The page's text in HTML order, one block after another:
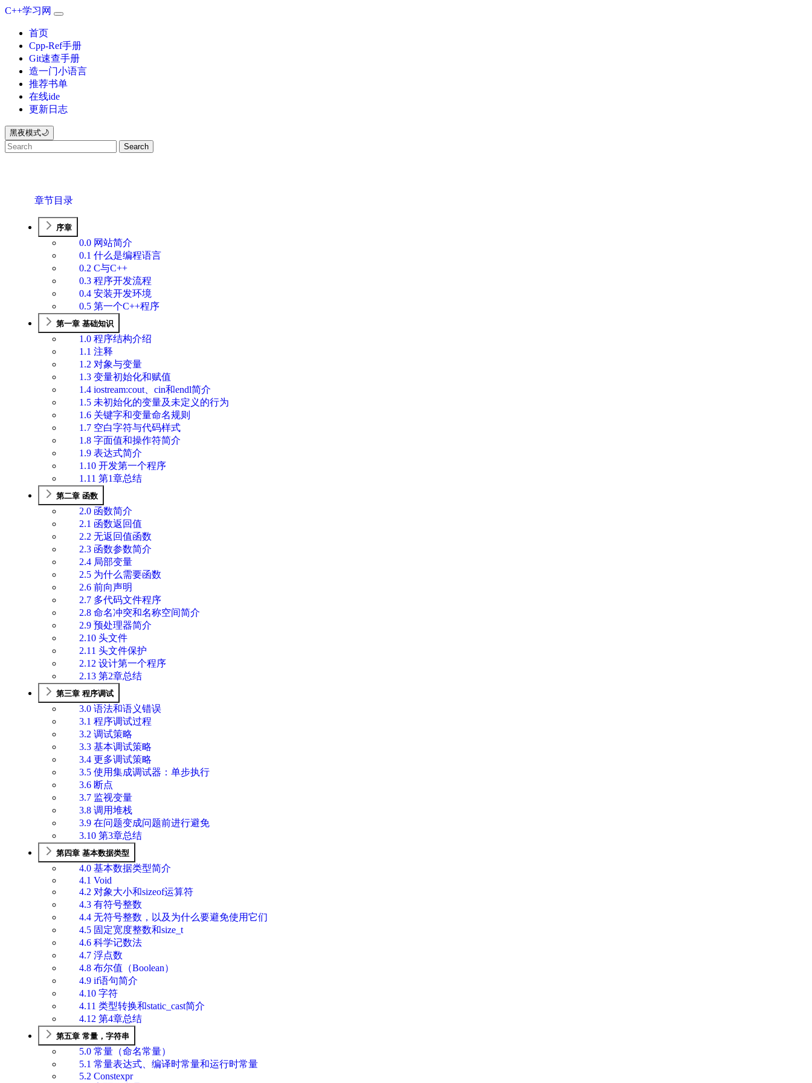
C++学习网
首页
Cpp-Ref手册
Git速查手册
造一门小语言
推荐书单
在线ide
更新日志
黑夜模式🌙
Search
章节目录
序章
0.0 网站简介
0.1 什么是编程语言
0.2 C与C++
0.3 程序开发流程
0.4 安装开发环境
0.5 第一个C++程序
第一章 基础知识
1.0 程序结构介绍
1.1 注释
1.2 对象与变量
1.3 变量初始化和赋值
1.4 iostream:cout、cin和endl简介
1.5 未初始化的变量及未定义的行为
1.6 关键字和变量命名规则
1.7 空白字符与代码样式
1.8 字面值和操作符简介
1.9 表达式简介
1.10 开发第一个程序
1.11 第1章总结
第二章 函数
2.0 函数简介
2.1 函数返回值
2.2 无返回值函数
2.3 函数参数简介
2.4 局部变量
2.5 为什么需要函数
2.6 前向声明
2.7 多代码文件程序
2.8 命名冲突和名称空间简介
2.9 预处理器简介
2.10 头文件
2.11 头文件保护
2.12 设计第一个程序
2.13 第2章总结
第三章 程序调试
3.0 语法和语义错误
3.1 程序调试过程
3.2 调试策略
3.3 基本调试策略
3.4 更多调试策略
3.5 使用集成调试器：单步执行
3.6 断点
3.7 监视变量
3.8 调用堆栈
3.9 在问题变成问题前进行避免
3.10 第3章总结
第四章 基本数据类型
4.0 基本数据类型简介
4.1 Void
4.2 对象大小和sizeof运算符
4.3 有符号整数
4.4 无符号整数，以及为什么要避免使用它们
4.5 固定宽度整数和size_t
4.6 科学记数法
4.7 浮点数
4.8 布尔值（Boolean）
4.9 if语句简介
4.10 字符
4.11 类型转换和static_cast简介
4.12 第4章总结
第五章 常量，字符串
5.0 常量（命名常量）
5.1 常量表达式、编译时常量和运行时常量
5.2 Constexpr